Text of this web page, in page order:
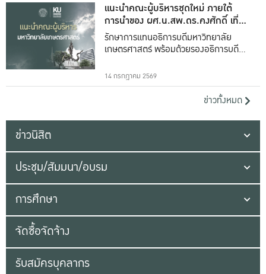
แนะนำคณะผู้บริหารชุดใหม่ ภายใต้
การนำของ ผศ.น.สพ.ดร.คงศักดิ์ เที่ยง
ธรรม
รักษาการแทนอธิการบดีมหาวิทยาลัย
เกษตรศาสตร์ พร้อมด้วยรองอธิการบดีทั้ง
14 กรกฎาคม 2569
ข่าวทั้งหมด
ข่าวนิสิต
ประชุม/สัมมนา/อบรม
การศึกษา
จัดซื้อจัดจ้าง
รับสมัครบุคลากร